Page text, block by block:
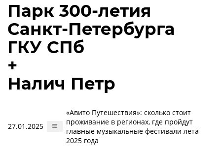
Парк 300-летия
Санкт-Петербурга
ГКУ СПб
+
Налич Петр
27.01.2025
«Авито Путешествия»: сколько стоит
проживание в регионах, где пройдут
главные музыкальные фестивали лета
2025 года